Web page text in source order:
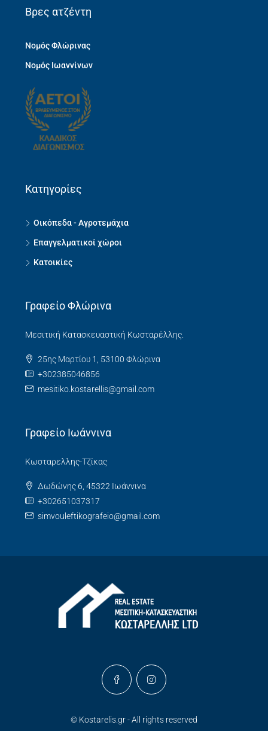
Βρες ατζέντη
Νομός Φλώρινας
Νομός Ιωαννίνων
Κατηγορίες
Οικόπεδα - Αγροτεμάχια
Επαγγελματικοί χώροι
Κατοικίες
Γραφείο Φλώρινα
Μεσιτική Κατασκευαστική Κωσταρέλλης.
25ης Μαρτίου 1, 53100 Φλώρινα
+302385046856
mesitiko.kostarellis@gmail.com
Γραφείο Ιωάννινα
Κωσταρελλης-Τζίκας
Δωδώνης 6, 45322 Ιωάννινα
+302651037317
simvouleftikografeio@gmail.com
© Kostarelis.gr - All rights reserved